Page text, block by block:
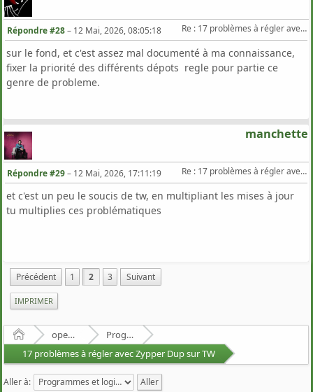
Re : 17 problèmes à régler avec Zypper Dup sur TW
Répondre #28– 12 Mai, 2026, 08:05:18
sur le fond, et c'est assez mal documenté à ma connaissance,
fixer la priorité des différents dépots regle pour partie ce
genre de probleme.
manchette
Re : 17 problèmes à régler avec Zypper Dup sur TW
Répondre #29– 12 Mai, 2026, 17:11:19
et c'est un peu le soucis de tw, en multipliant les mises à jour
tu multiplies ces problématiques
Précédent 1 2 3 Suivant
IMPRIMER
Accueil openSUSE
Programmes et logiciels
17 problèmes à régler avec Zypper Dup sur TW
Aller à: